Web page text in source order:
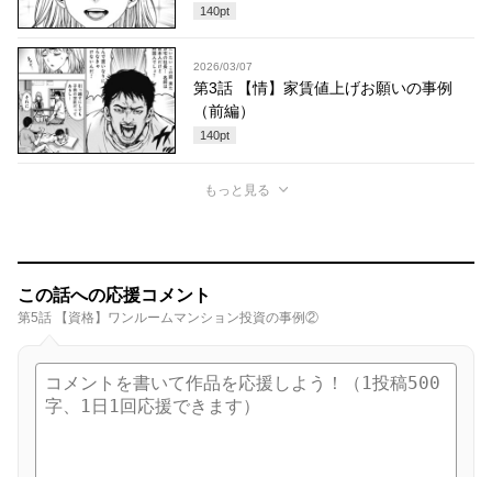
140pt
2026/03/07
第3話 【情】家賃値上げお願いの事例
（前編）
140pt
もっと見る
この話への応援コメント
第5話 【資格】ワンルームマンション投資の事例②